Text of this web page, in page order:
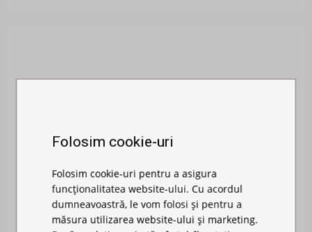
Folosim cookie-uri
Folosim cookie-uri pentru a asigura
funcționalitatea website-ului. Cu acordul
dumneavoastră, le vom folosi și pentru a
măsura utilizarea website-ului și marketing.